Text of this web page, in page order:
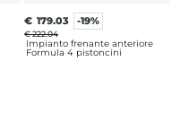
€ 179.03 -19%
€ 222.04
Impianto frenante anteriore
Formula 4 pistoncini